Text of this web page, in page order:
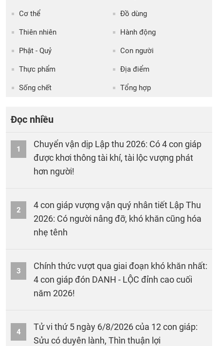
Cơ thể Đồ dùng
Thiên nhiên Hành động
Phật - Quỷ Con người
Thực phẩm Địa điểm
Sống chết Tổng hợp
Đọc nhiều
1
Chuyển vận dịp Lập thu 2026: Có 4 con giáp
được khơi thông tài khí, tài lộc vượng phát
hơn người!
2
4 con giáp vượng vận quý nhân tiết Lập Thu
2026: Có người nâng đỡ, khó khăn cũng hóa
nhẹ tênh
3
Chính thức vượt qua giai đoạn khó khăn nhất:
4 con giáp đón DANH - LỘC đỉnh cao cuối
năm 2026!
4
Tử vi thứ 5 ngày 6/8/2026 của 12 con giáp:
Sửu có duyên lành, Thìn thuận lợi